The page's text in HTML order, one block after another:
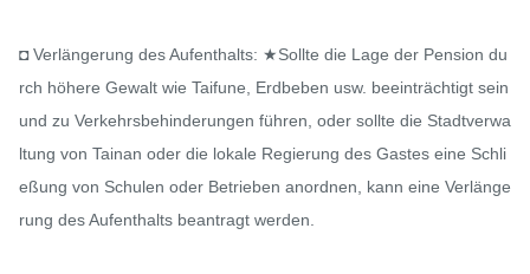
◘ Verlängerung des Aufenthalts: ★Sollte die Lage der Pension du
rch höhere Gewalt wie Taifune, Erdbeben usw. beeinträchtigt sein
und zu Verkehrsbehinderungen führen, oder sollte die Stadtverwa
ltung von Tainan oder die lokale Regierung des Gastes eine Schli
eßung von Schulen oder Betrieben anordnen, kann eine Verlänge
rung des Aufenthalts beantragt werden.